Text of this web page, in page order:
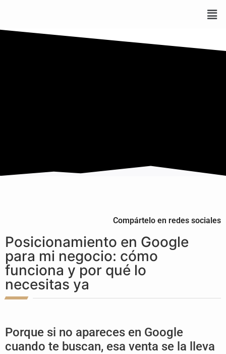
Compártelo en redes sociales
Posicionamiento en Google
para mi negocio: cómo
funciona y por qué lo
necesitas ya
Porque si no apareces en Google
cuando te buscan, esa venta se la lleva